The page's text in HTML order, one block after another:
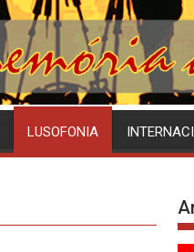
LUSOFONIA